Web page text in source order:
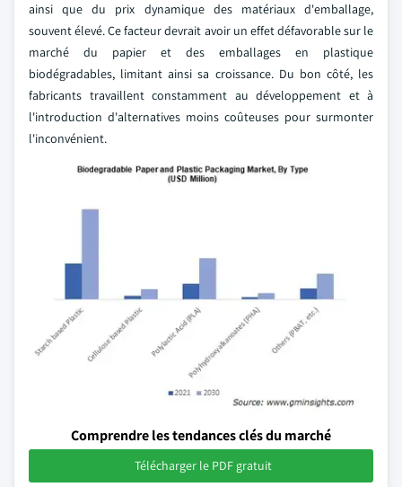
ainsi que du prix dynamique des matériaux d'emballage,
souvent élevé. Ce facteur devrait avoir un effet défavorable sur le
marché du papier et des emballages en plastique
biodégradables, limitant ainsi sa croissance. Du bon côté, les
fabricants travaillent constamment au développement et à
l'introduction d'alternatives moins coûteuses pour surmonter
l'inconvénient.
Comprendre les tendances clés du marché
Télécharger le PDF gratuit